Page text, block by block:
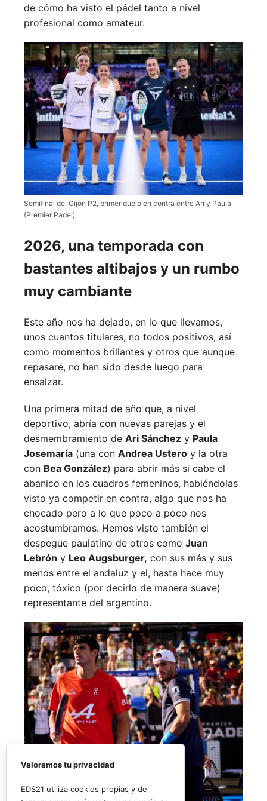
de cómo ha visto el pádel tanto a nivel
profesional como amateur.
Semifinal del Gijón P2, primer duelo en contra entre Ari y Paula
(Premier Padel)
2026, una temporada con
bastantes altibajos y un rumbo
muy cambiante
Este año nos ha dejado, en lo que llevamos,
unos cuantos titulares, no todos positivos, así
como momentos brillantes y otros que aunque
repasaré, no han sido desde luego para
ensalzar.
Una primera mitad de año que, a nivel
deportivo, abría con nuevas parejas y el
desmembramiento de Ari Sánchez y Paula
Josemaría (una con Andrea Ustero y la otra
con Bea González) para abrir más si cabe el
abanico en los cuadros femeninos, habiéndolas
visto ya competir en contra, algo que nos ha
chocado pero a lo que poco a poco nos
acostumbramos. Hemos visto también el
despegue paulatino de otros como Juan
Lebrón y Leo Augsburger, con sus más y sus
menos entre el andaluz y el, hasta hace muy
poco, tóxico (por decirlo de manera suave)
representante del argentino.
Valoramos tu privacidad
EDS21 utiliza cookies propias y de